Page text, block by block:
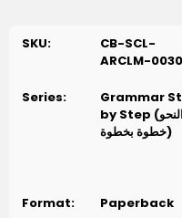
exercises and activities
students apply grammar
Ideal for students who
this book is suitable for
study. It supports
skills with a structured
فى صعوبة النحو عدم فهم
SKU:
CB-SCL-
ARCLM-
Series:
Grammar
by Step (النحو
خطوة بخطوة)
Format: Paperback